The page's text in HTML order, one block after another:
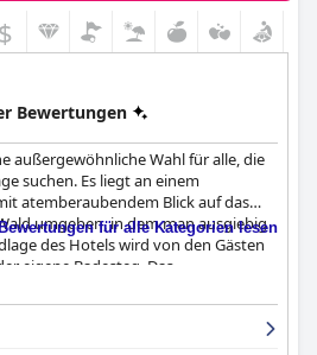
$
Bewertungen
außergewöhnliche Wahl für alle, die
suchen. Es liegt an einem
atemberaubendem Blick auf das
umgeben, in dem man ausgiebig
des Hotels wird von den Gästen
eigene Badesteg. Das
und das Restaurant bietet
mit exquisiten
Zimmer sind modern und
für alle Kategorien lesen